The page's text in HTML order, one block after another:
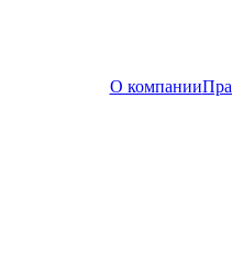
О компании